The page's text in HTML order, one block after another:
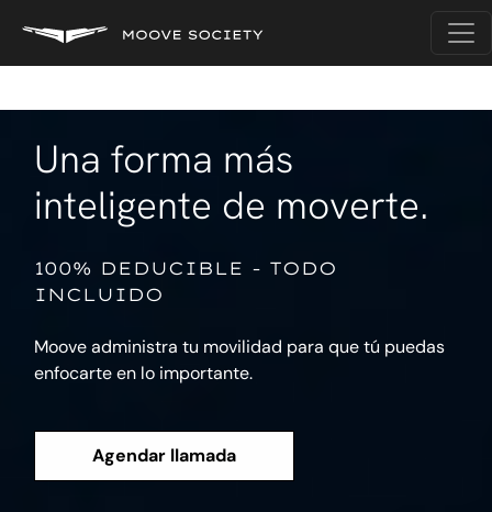
Una forma más
inteligente de moverte.
100% DEDUCIBLE - TODO
INCLUIDO
Moove administra tu movilidad para que tú puedas
enfocarte en lo importante.
Agendar llamada